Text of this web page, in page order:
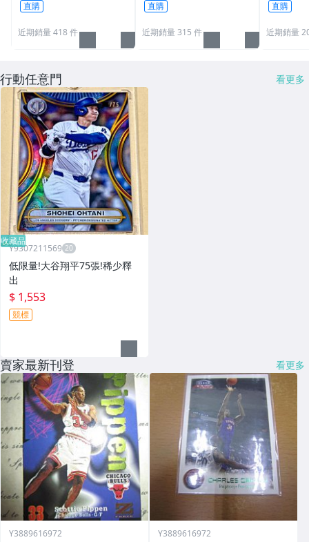
直購
近期銷量 418 件
直購
近期銷量 315 件
直購
近期銷量
行動任意門 看更多
收藏品
Y9307211569
低限量!大谷翔平75張!稀少釋
出
$ 1,553
競標
賣家最新刊登 看更多
Y3889616972 Y3889616972